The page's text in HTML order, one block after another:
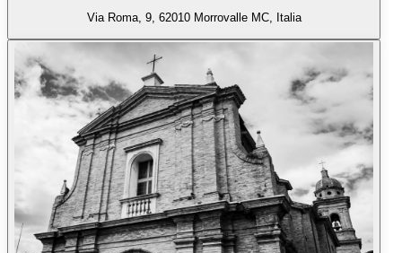
Via Roma, 9, 62010 Morrovalle MC, Italia